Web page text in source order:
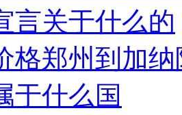
言关于什么的
格郑州到加
于什么国